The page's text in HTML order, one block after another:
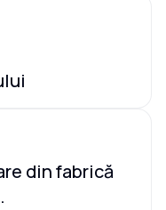
din fabrică